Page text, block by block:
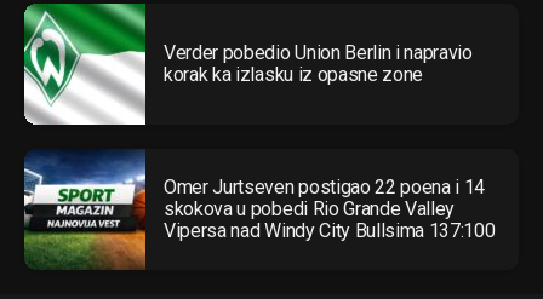
Verder pobedio Union Berlin i napravio
korak ka izlasku iz opasne zone
Omer Jurtseven postigao 22 poena i 14
skokova u pobedi Rio Grande Valley
Vipersa nad Windy City Bullsima 137:100